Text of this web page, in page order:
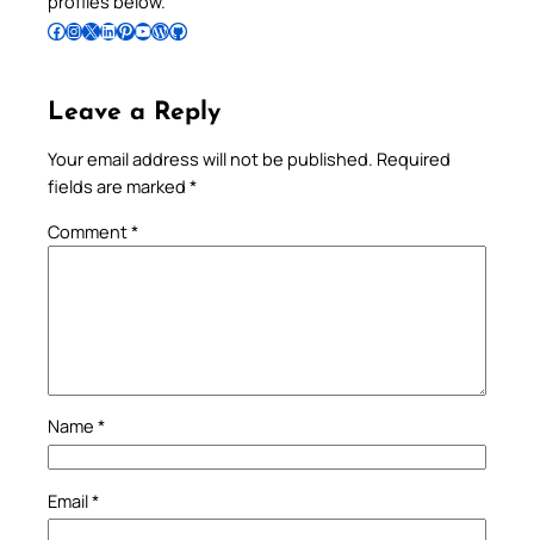
Follow Pradeep on Facebook Follow Pradeep on InstagramFollow Pradeep on X Follow Pradeep on LinkedIn Follow Pradeep on Pinterest Subscribe to Pradeep’s Youtube Channel Follow Pradeep on WordPress Follow Pradeep on GitHub
Leave a Reply
Your email address will not be published. Required
fields are marked *
Comment*
Name *
Email*